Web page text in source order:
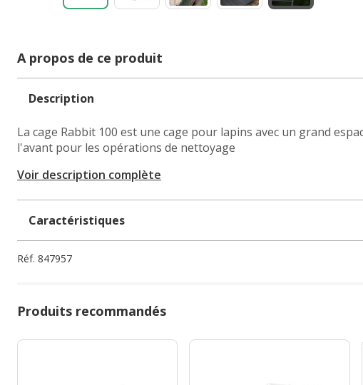
A propos de ce produit
Description
La cage Rabbit 100 est une cage pour lapins avec un grand
l'avant pour les opérations de nettoyage
Voir description complète
Caractéristiques
Réf. 847957
Produits recommandés